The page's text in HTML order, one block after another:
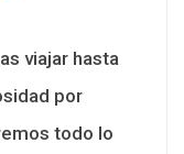
viajar hasta
por
todo lo